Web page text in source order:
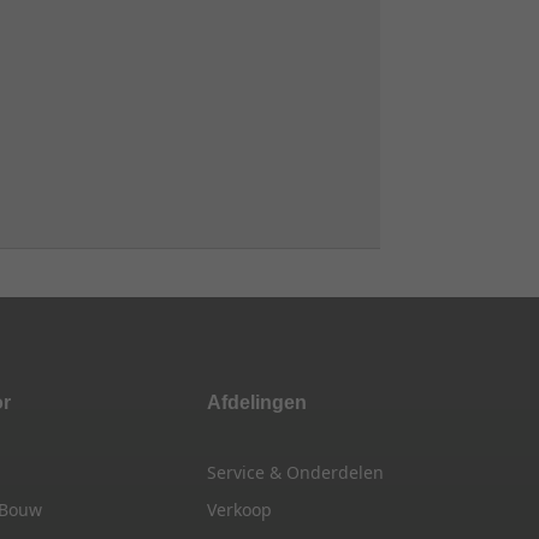
Afdelingen
Service & Onderdelen
Verkoop